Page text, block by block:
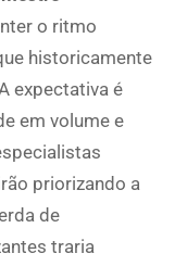
o ritmo
historicamente
expectativa é
em volume e
priorizando a
de
traria